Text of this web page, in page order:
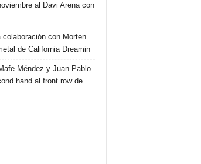
al Davi Arena con
con Morten
de California Dreamin
Méndez y Juan Pablo
hand al front row de